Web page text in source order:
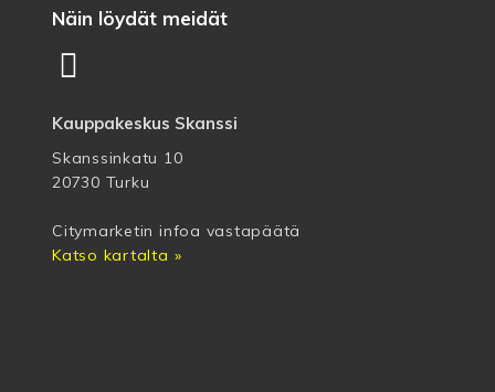
Näin löydät meidät
Kauppakeskus Skanssi
Skanssinkatu 10
20730 Turku
Citymarketin infoa vastapäätä
Katso kartalta »